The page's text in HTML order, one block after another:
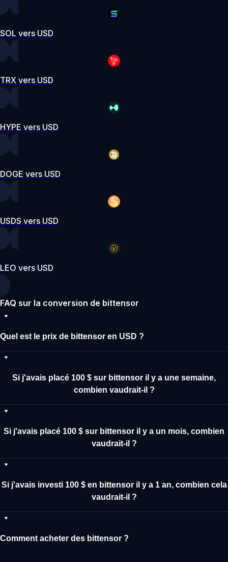
SOL vers USD
TRX vers USD
HYPE vers USD
DOGE vers USD
USDS vers USD
LEO vers USD
FAQ sur la conversion de bittensor
Quel est le prix de bittensor en USD ?
Si j'avais placé 100 $ sur bittensor il y a une semaine,
combien vaudrait-il ?
Si j'avais placé 100 $ sur bittensor il y a un mois, combien
vaudrait-il ?
Si j'avais investi 100 $ en bittensor il y a 1 an, combien cela
vaudrait-il ?
Comment acheter des bittensor ?